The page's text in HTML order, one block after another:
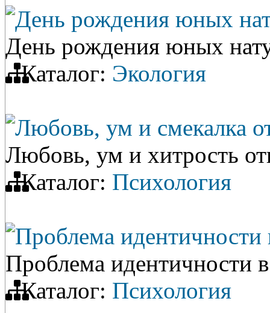
День рождения юных
День рождения юных
Каталог: Экология
Любовь, ум и смекалка
Любовь, ум и хитрость
Каталог: Психология
Проблема идентичности
Проблема идентичности
Каталог: Психология